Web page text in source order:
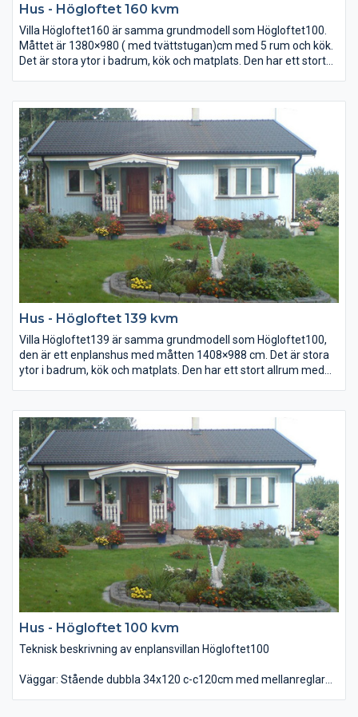
Hus - Högloftet 160 kvm
Villa Högloftet160 är samma grundmodell som Högloftet100.
Måttet är 1380×980 ( med tvättstugan)cm med 5 rum och kök.
Det är stora ytor i badrum, kök och matplats. Den har ett stort
Hus - Högloftet 139 kvm
Villa Högloftet139 är samma grundmodell som Högloftet100,
den är ett enplanshus med måtten 1408×988 cm. Det är stora
ytor i badrum, kök och matplats. Den har ett stort allrum med
Hus - Högloftet 100 kvm
Teknisk beskrivning av enplansvillan Högloftet100
Väggar: Stående dubbla 34x120 c-c120cm med mellanreglar